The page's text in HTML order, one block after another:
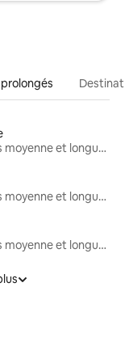
Locations moyenne et longue durée
Locations moyenne et longue durée
Locations moyenne et longue durée